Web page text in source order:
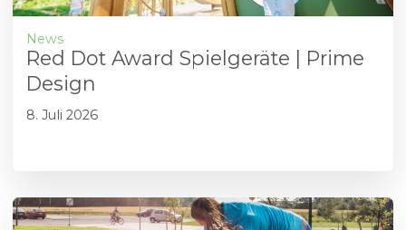
News
Red Dot Award Spielgeräte | Prime
Design
8. Juli 2026